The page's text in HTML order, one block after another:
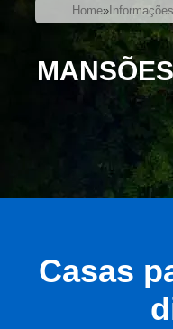
Home»Informações
Casas